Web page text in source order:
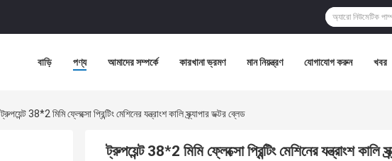
বাড়ি পণ্য আমাদের সম্পর্কে কারখানা ভ্রমণ মান নিয়ন্ত্রণ যোগাযোগ করুন খবর
ট্রুপয়েন্ট 38*2 মিমি ফ্লেক্সো প্রিন্টিং মেশিনের যন্ত্রাংশ কালি স্ক্র্যাপার ডক্টর ব্লেড
ট্রুপয়েন্ট 38*2 মিমি ফ্লেক্সো প্রিন্টিং মেশিনের যন্ত্রাংশ কালি